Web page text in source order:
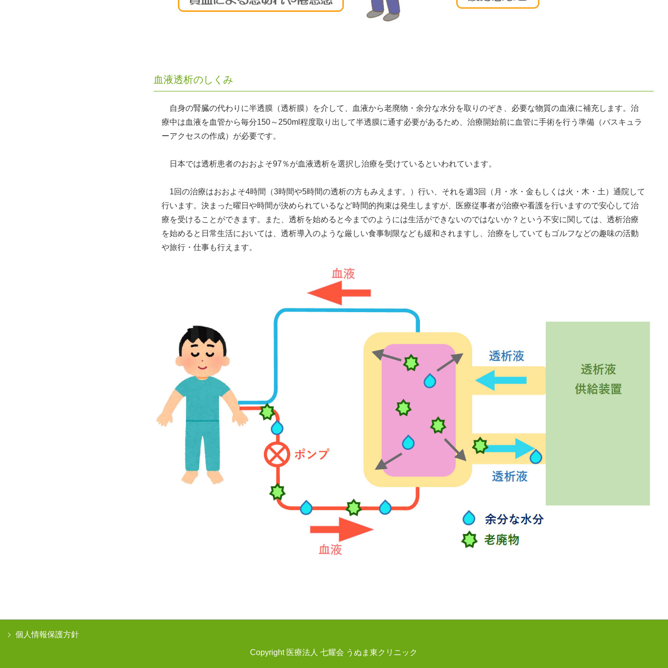
血液透析のしくみ
自身の腎臓の代わりに半透膜（透析膜）を介して、血液から老廃物・余分な水分を取りのぞき、必要な物質の血液に補充します。治
療中は血液を血管から毎分150～250ml程度取り出して半透膜に通す必要があるため、治療開始前に血管に手術を行う準備（バスキュラ
ーアクセスの作成）が必要です。
日本では透析患者のおおよそ97％が血液透析を選択し治療を受けているといわれています。
1回の治療はおおよそ4時間（3時間や5時間の透析の方もみえます。）行い、それを週3回（月・水・金もしくは火・木・土）通院して
行います。決まった曜日や時間が決められているなど時間的拘束は発生しますが、医療従事者が治療や看護を行いますので安心して治
療を受けることができます。また、透析を始めると今までのようには生活ができないのではないか？という不安に関しては、透析治療
を始めると日常生活においては、透析導入のような厳しい食事制限なども緩和されますし、治療をしていてもゴルフなどの趣味の活動
や旅行・仕事も行えます。
個人情報保護方針
Copyright 医療法人 七耀会 うぬま東クリニック